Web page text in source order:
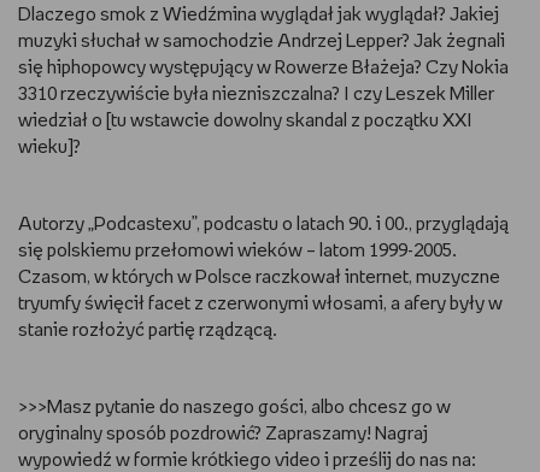
WYWIADY
WSZYSTKO O LEGO
Dlaczego smok z Wiedźmina wyglądał jak wyglądał? Jakiej
muzyki słuchał w samochodzie Andrzej Lepper? Jak żegnali
się hiphopowcy występujący w Rowerze Błażeja? Czy Nokia
3310 rzeczywiście była niezniszczalna? I czy Leszek Miller
wiedział o [tu wstawcie dowolny skandal z początku XXI
wieku]?
Autorzy „Podcastexu”, podcastu o latach 90. i 00., przyglądają
się polskiemu przełomowi wieków – latom 1999-2005.
Czasom, w których w Polsce raczkował internet, muzyczne
tryumfy święcił facet z czerwonymi włosami, a afery były w
stanie rozłożyć partię rządzącą.
>>>Masz pytanie do naszego gości, albo chcesz go w
oryginalny sposób pozdrowić? Zapraszamy! Nagraj
wypowiedź w formie krótkiego video i prześlij do nas na: